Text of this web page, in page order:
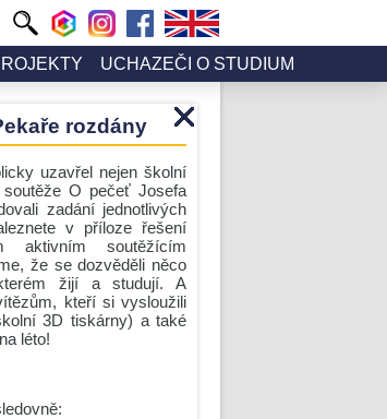
UCHAZEČI O STUDIUM
rozdány
uzavřel nejen školní
O pečeť Josefa
zadání jednotlivých
v příloze řešení
aktivním soutěžícím
že se dozvěděli něco
žijí a studují. A
kteří si vysloužili
3D tiskárny) a také
léto!